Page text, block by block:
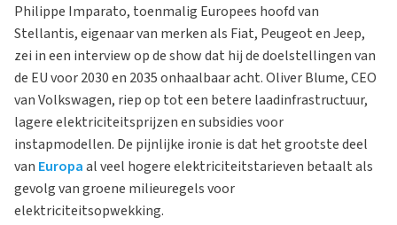
Philippe Imparato, toenmalig Europees hoofd van
Stellantis, eigenaar van merken als Fiat, Peugeot en Jeep,
zei in een interview op de show dat hij de doelstellingen van
de EU voor 2030 en 2035 onhaalbaar acht. Oliver Blume, CEO
van Volkswagen, riep op tot een betere laadinfrastructuur,
lagere elektriciteitsprijzen en subsidies voor
instapmodellen. De pijnlijke ironie is dat het grootste deel
van Europaal veel hogere elektriciteitstarieven betaalt als
gevolg van groene milieuregels voor
elektriciteitsopwekking.